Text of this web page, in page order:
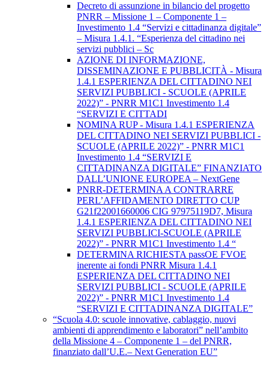
Decreto di assunzione in bilancio del progetto
PNRR – Missione 1 – Componente 1 –
Investimento 1.4 “Servizi e cittadinanza digitale”
– Misura 1.4.1. “Esperienza del cittadino nei
servizi pubblici – Sc
AZIONE DI INFORMAZIONE,
DISSEMINAZIONE E PUBBLICITÀ - Misura
1.4.1 ESPERIENZA DEL CITTADINO NEI
SERVIZI PUBBLICI - SCUOLE (APRILE
2022)” - PNRR M1C1 Investimento 1.4
“SERVIZI E CITTADI
NOMINA RUP - Misura 1.4.1 ESPERIENZA
DEL CITTADINO NEI SERVIZI PUBBLICI -
SCUOLE (APRILE 2022)” - PNRR M1C1
Investimento 1.4 “SERVIZI E
CITTADINANZA DIGITALE” FINANZIATO
DALL’UNIONE EUROPEA – NextGene
PNRR-DETERMINA A CONTRARRE
PERL’AFFIDAMENTO DIRETTO CUP
G21f22001660006 CIG 97975119D7, Misura
1.4.1 ESPERIENZA DEL CITTADINO NEI
SERVIZI PUBBLICI-SCUOLE (APRILE
2022)” - PNRR M1C1 Investimento 1.4 “
DETERMINA RICHIESTA passOE FVOE
inerente ai fondi PNRR Misura 1.4.1
ESPERIENZA DEL CITTADINO NEI
SERVIZI PUBBLICI - SCUOLE (APRILE
2022)” - PNRR M1C1 Investimento 1.4
“SERVIZI E CITTADINANZA DIGITALE”
“Scuola 4.0: scuole innovative, cablaggio, nuovi
ambienti di apprendimento e laboratori” nell’ambito
della Missione 4 – Componente 1 – del PNRR,
finanziato dall’U.E.– Next Generation EU”